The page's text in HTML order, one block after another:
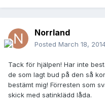
Norrland
Posted March 18,
Tack för hjälpen! Har inte
de som lagt bud på den så
bestämt mig! Förresten som
skick med satinklädd låda.